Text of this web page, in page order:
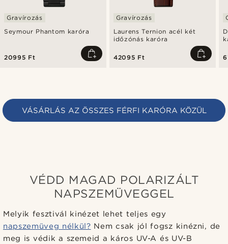
Seymour Phantom karóra
Gravírozás
20995 Ft
Laurens Ternion acél két
időzónás karóra
Gravírozás
42095 Ft
VÁSÁRLÁS AZ ÖSSZES FÉRFI KARÓRA KÖZÜL
VÉDD MAGAD POLARIZÁLT
NAPSZEMÜVEGGEL
Melyik fesztivál kinézet lehet teljes egy
napszemüveg nélkül? Nem csak jól fogsz kinézni, de
meg is védik a szemeid a káros UV-A és UV-B